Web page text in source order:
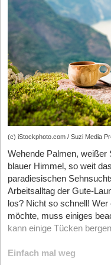
neben ebenfalls
für die gelegentliche
wie E-Roller, Leihräder
Auch Einzelfahrkarten,
den Bus- und
BahnCard, können Teil
Was fällt nicht unter
Die dauerhafte und nicht
ausgeschlossen. Auf
oder Abo-Modelle fallen
und dauerhaft auch zur
Dienstwagen. Wird für die
Pauschalbesteuerung für
vorgenommen, kann die
Mobilitätsbudget nicht
Wer muss das
Grundsätzlich müssen die
(c) iStockphoto.com / Suzi Media
Wehende Palmen, weißer
blauer Himmel, so weit
paradiesischen
Arbeitsalltag der Gute-
los? Nicht so schnell!
möchte, muss einiges
kann einige Tücken
Einfach mal weg